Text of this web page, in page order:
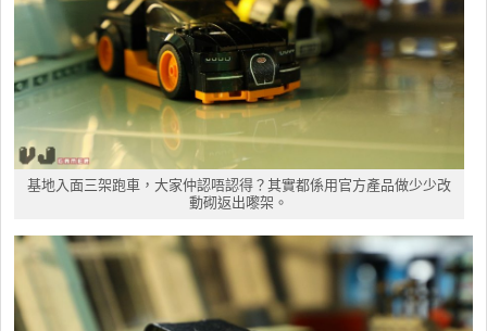
基地入面三架跑車，大家仲認唔認得？其實都係用官方產品做少少改
動砌返出嚟架。